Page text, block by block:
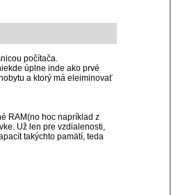
počítača.
úplne inde ako prvé
a ktorý má eleiminovať
RAM(no hoc napríklad z
Už len pre vzdialenosti,
takýchto pamätí, teda